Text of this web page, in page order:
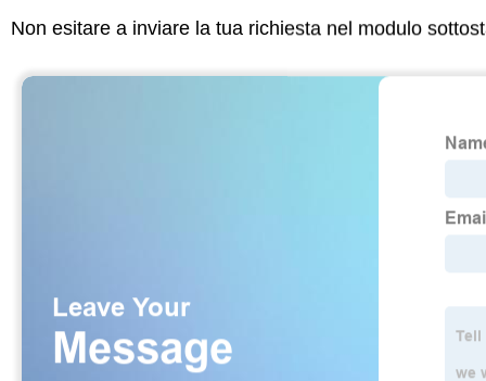
Non esitare a inviare la tua richiesta nel modulo